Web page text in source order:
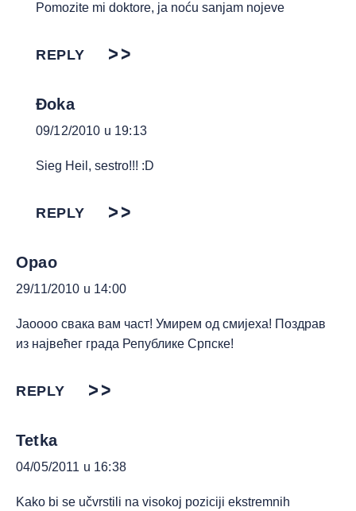
Pomozite mi doktore, ja noću sanjam nojeve
REPLY
Đoka
09/12/2010 u 19:13
Sieg Heil, sestro!!! :D
REPLY
Opao
29/11/2010 u 14:00
Јаоооо свака вам част! Умирем од смијеха! Поздрав
из највећег града Републике Српске!
REPLY
Tetka
04/05/2011 u 16:38
Kako bi se učvrstili na visokoj poziciji ekstremnih